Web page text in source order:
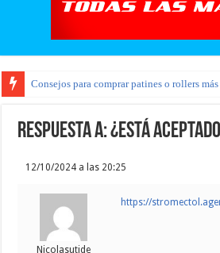
Consejos para comprar patines o rollers
Respuesta a: ¿Está
12/10/2024 a las 20:25
Nicolasutide
https://